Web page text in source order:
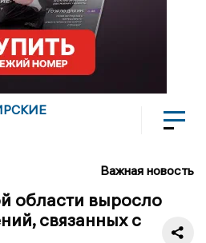
Важная новость
области выросло
связанных с